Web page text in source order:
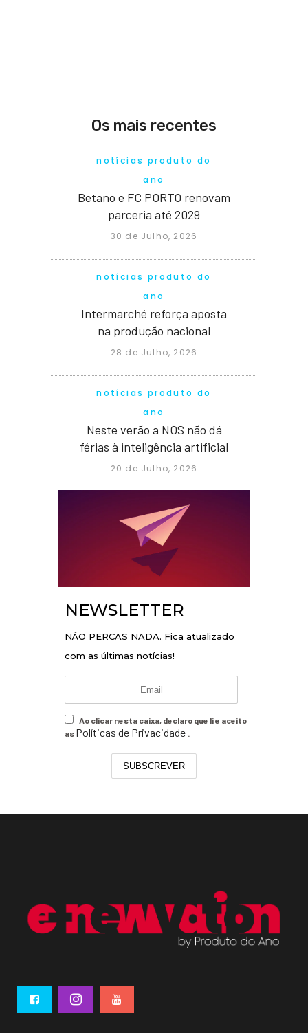
Os mais recentes
notícias produto do
ano
Betano e FC PORTO renovam
parceria até 2029
30 de Julho, 2026
notícias produto do
ano
Intermarché reforça aposta
na produção nacional
28 de Julho, 2026
notícias produto do
ano
Neste verão a NOS não dá
férias à inteligência artificial
20 de Julho, 2026
NEWSLETTER
NÃO PERCAS NADA. Fica atualizado
com as últimas notícias!
Ao clicar nesta caixa, declaro que li e aceito
as Políticas de Privacidade
SUBSCREVER